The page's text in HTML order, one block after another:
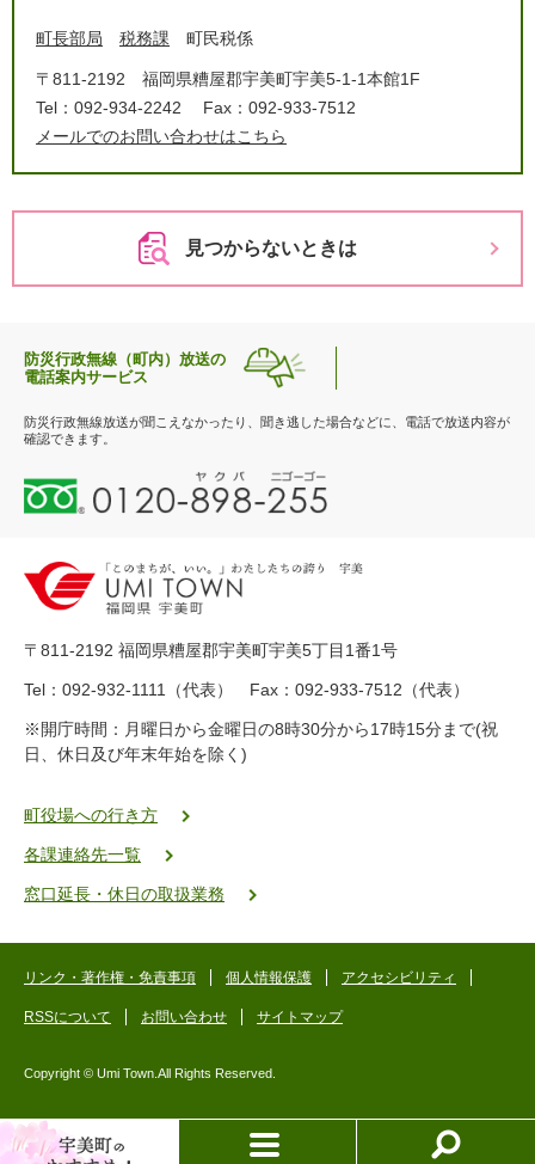
町長部局 税務課 町民税係
〒811-2192
福岡県糟屋郡宇美町宇美5-1-1本館1F
Tel：092-934-2242
Fax：092-933-7512
メールでのお問い合わせはこちら
見つからないときは
防災行政無線（町内）放送の
電話案内サービス
防災行政無線放送が聞こえなかったり、聞き逃した場合などに、電話で放送内容が
確認できます。
0
1
-
8
-
5
5
ク
二
ゴ
〒811-2192 福岡県糟屋郡宇美町宇美5丁目1番1号
Tel：092-932-1111（代表） Fax：092-933-7512（代表）
※開庁時間：月曜日から金曜日の8時30分から17時15分まで(祝
日、休日及び年末年始を除く)
町役場への行き方
各課連絡先一覧
窓口延長・休日の取扱業務
リンク・著作権・免責事項 個人情報保護 アクセシビリティ
RSSについて お問い合わせ サイトマップ
Copyright © Umi Town.All Rights Reserved.